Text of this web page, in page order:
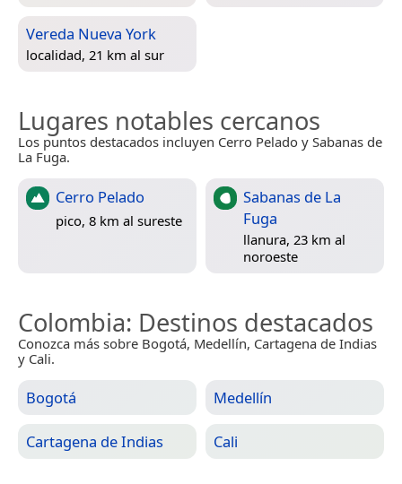
Vereda Nueva York
localidad, 21 km al sur
Lugares notables cercanos
Los puntos destacados incluyen Cerro Pelado y Sabanas de
La Fuga.
Cerro Pelado
pico, 8 km al sureste
Sabanas de La
Fuga
llanura, 23 km al
noroeste
Colombia: Destinos destacados
Conozca más sobre Bogotá, Medellín, Cartagena de Indias
y Cali.
Bogotá Medellín
Cartagena de Indias Cali